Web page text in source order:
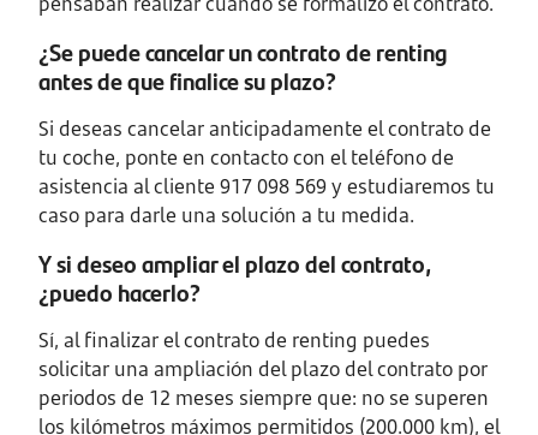
¿Se puede cancelar un contrato de renting
antes de que finalice su plazo?
Si deseas cancelar anticipadamente el contrato de
tu coche, ponte en contacto con el teléfono de
asistencia al cliente 917 098 569 y estudiaremos tu
caso para darle una solución a tu medida.
Y si deseo ampliar el plazo del contrato,
¿puedo hacerlo?
Sí, al finalizar el contrato de renting puedes
solicitar una ampliación del plazo del contrato por
periodos de 12 meses siempre que: no se superen
los kilómetros máximos permitidos (200.000 km), el